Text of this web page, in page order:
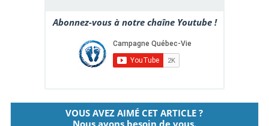
Abonnez-vous à notre chaîne Youtube !
VOUS AVEZ AIMÉ CET ARTICLE ?